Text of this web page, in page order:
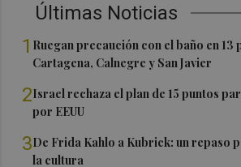
Últimas Noticias
1 Ruegan precaución con el baño en 13
Cartagena, Calnegre y San Javier
2Israel rechaza el plan de 15 puntos
por EEUU
3De Frida Kahlo a Kubrick: un repaso
la cultura